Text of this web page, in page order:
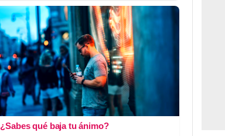
¿Sabes qué baja tu ánimo?